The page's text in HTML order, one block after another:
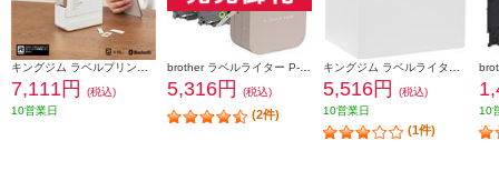
7,111円
(税込)
10営業日
5,316円 (税込)
(2件)
5,516円
(税込)
10営業日
(1件)
10